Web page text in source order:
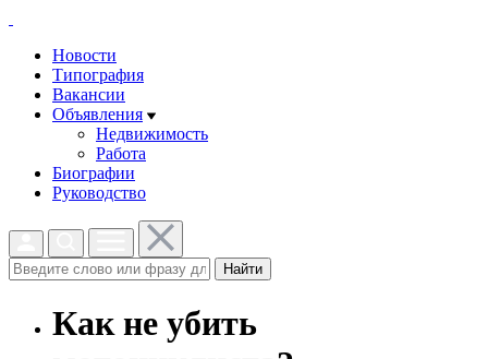
Новости
Типография
Вакансии
Объявления
Недвижимость
Работа
Биографии
Руководство
Найти
Как не убить